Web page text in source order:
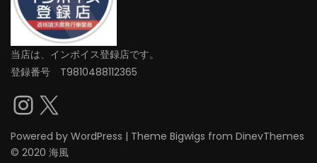
当店は、インボイス登録店です。
登録番号 T9810488112365
Instagram
X
Powered by WordPress | Theme Bigwigs from DinevThemes
© 2020 海風